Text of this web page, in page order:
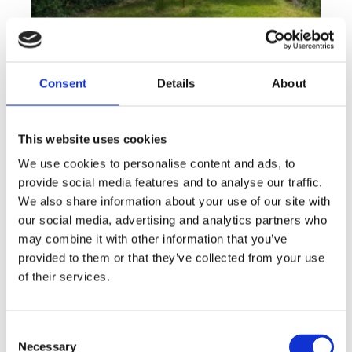
Consent Details About
This website uses cookies
We use cookies to personalise content and ads, to
provide social media features and to analyse our traffic.
We also share information about your use of our site with
our social media, advertising and analytics partners who
may combine it with other information that you’ve
provided to them or that they’ve collected from your use
of their services.
Necessary
Rent flats 2+KT 41 m², Plzeň - Lobzy
Offer type
Property type
Apartment
disposition
funkce
garden store